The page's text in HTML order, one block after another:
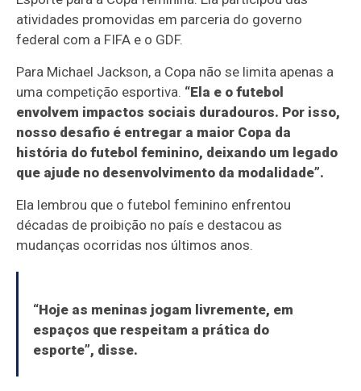
atividades promovidas em parceria do governo
federal com a FIFA e o GDF.
Para Michael Jackson, a Copa não se limita apenas a
uma competição esportiva. “Ela e o futebol
envolvem impactos sociais duradouros. Por isso,
nosso desafio é entregar a maior Copa da
história do futebol feminino, deixando um legado
que ajude no desenvolvimento da modalidade”.
Ela lembrou que o futebol feminino enfrentou
décadas de proibição no país e destacou as
mudanças ocorridas nos últimos anos.
“Hoje as meninas jogam livremente, em
espaços que respeitam a prática do
esporte”, disse.